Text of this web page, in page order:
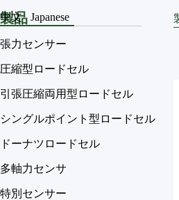
中文 Japanese
製品
張力センサー
圧縮型ロードセル
引張圧縮両用型ロードセル
シングルポイント型ロードセル
ドーナツロードセル
多軸力センサ
特別センサー